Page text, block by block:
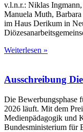
v.l.n.r.: Niklas
Manuela Muth,
im Haus Derikum in
Weiterlesen »
Ausschreibung
Die Bewerbungsphase
2026 läuft. Mit dem
Medienpädagogik und
Bundesministerium für